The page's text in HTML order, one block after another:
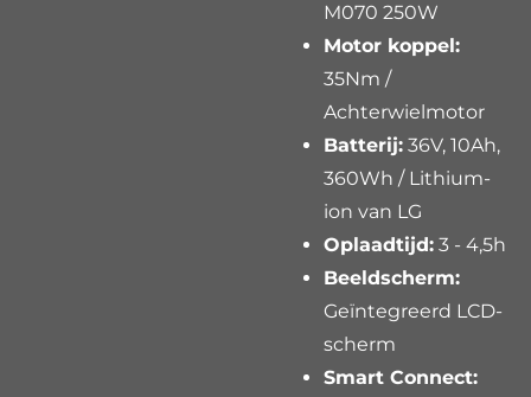
M070 250W
Motor koppel:
35Nm /
Achterwielmotor
Batterij: 36V, 10Ah,
360Wh / Lithium-
ion van LG
Oplaadtijd: 3 - 4,5h
Beeldscherm:
Geïntegreerd LCD-
scherm
Smart Connect: